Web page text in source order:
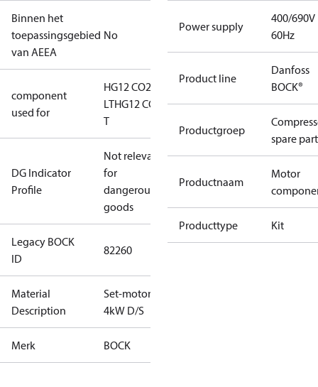
Binnen het
toepassingsgebied
van AEEA
No
component
used for
HG12 CO2
LTHG12 CO2
T
DG Indicator
Profile
Not relevant
for
dangerous
goods
Legacy BOCK
ID
82260
Material
Description
Set-motor
4kW D/S
Merk BOCK
Power supply
400/690V
60Hz
Product line
Danfoss
BOCK®
Productgroep
spare
Productnaam
Motor
Producttype Kit